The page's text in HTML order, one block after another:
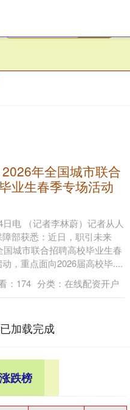
年全国城市联合
业生春季专场活动
电 （记者李林蔚）记者从人
部获悉：近日，职引未来
城市联合招聘高校毕业生春
，重点面向2026届高校毕....
： 174 分类： 在线配资开户
加载完成
跌榜